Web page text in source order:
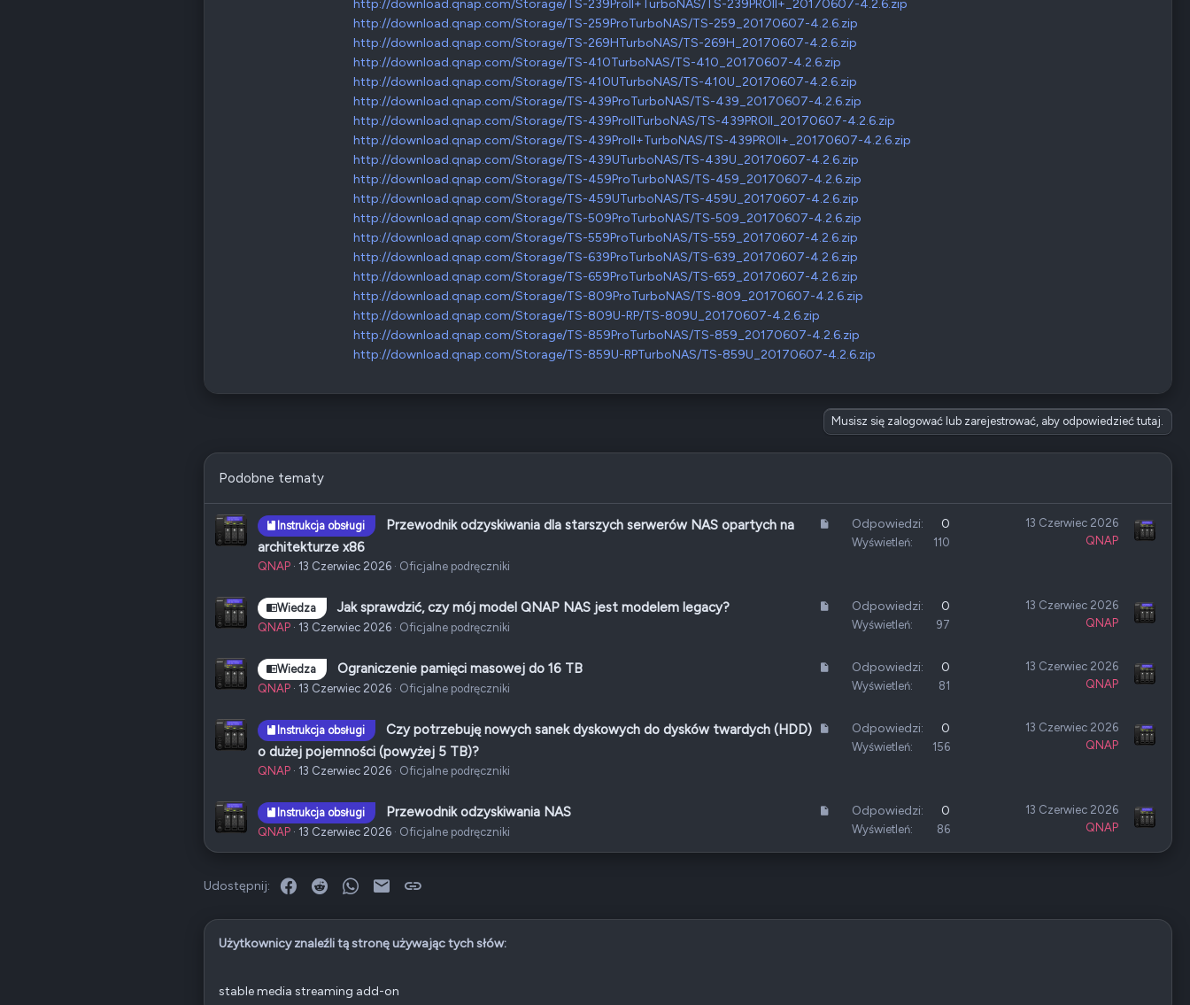
http://download.qnap.com/Storage/TS-239ProII+TurboNAS/TS-239PROII+_20170607-4.2.6.zip
http://download.qnap.com/Storage/TS-259ProTurboNAS/TS-259_20170607-4.2.6.zip
http://download.qnap.com/Storage/TS-269HTurboNAS/TS-269H_20170607-4.2.6.zip
http://download.qnap.com/Storage/TS-410TurboNAS/TS-410_20170607-4.2.6.zip
http://download.qnap.com/Storage/TS-410UTurboNAS/TS-410U_20170607-4.2.6.zip
http://download.qnap.com/Storage/TS-439ProTurboNAS/TS-439_20170607-4.2.6.zip
http://download.qnap.com/Storage/TS-439ProIITurboNAS/TS-439PROII_20170607-4.2.6.zip
http://download.qnap.com/Storage/TS-439ProII+TurboNAS/TS-439PROII+_20170607-4.2.6.zip
http://download.qnap.com/Storage/TS-439UTurboNAS/TS-439U_20170607-4.2.6.zip
http://download.qnap.com/Storage/TS-459ProTurboNAS/TS-459_20170607-4.2.6.zip
http://download.qnap.com/Storage/TS-459UTurboNAS/TS-459U_20170607-4.2.6.zip
http://download.qnap.com/Storage/TS-509ProTurboNAS/TS-509_20170607-4.2.6.zip
http://download.qnap.com/Storage/TS-559ProTurboNAS/TS-559_20170607-4.2.6.zip
http://download.qnap.com/Storage/TS-639ProTurboNAS/TS-639_20170607-4.2.6.zip
http://download.qnap.com/Storage/TS-659ProTurboNAS/TS-659_20170607-4.2.6.zip
http://download.qnap.com/Storage/TS-809ProTurboNAS/TS-809_20170607-4.2.6.zip
http://download.qnap.com/Storage/TS-809U-RP/TS-809U_20170607-4.2.6.zip
http://download.qnap.com/Storage/TS-859ProTurboNAS/TS-859_20170607-4.2.6.zip
http://download.qnap.com/Storage/TS-859U-RPTurboNAS/TS-859U_20170607-4.2.6.zip
Musisz się zalogować lub zarejestrować, aby odpowiedzieć tutaj.
Podobne tematy
Instrukcja obsługi
Przewodnik odzyskiwania dla starszych serwerów NAS opartych na
architekturze x86
QNAP 13 Czerwiec 2026 Oficjalne podręczniki
Odpowiedzi 0
Wyświetleń 110
13 Czerwiec 2026
QNAP
Wiedza Jak sprawdzić, czy mój model QNAP NAS jest modelem legacy?
QNAP 13 Czerwiec 2026 Oficjalne podręczniki
Odpowiedzi 0
Wyświetleń 97
13 Czerwiec 2026
QNAP
Wiedza Ograniczenie pamięci masowej do 16 TB
QNAP 13 Czerwiec 2026 Oficjalne podręczniki
Odpowiedzi 0
Wyświetleń 81
13 Czerwiec 2026
QNAP
Instrukcja obsługi
Czy potrzebuję nowych sanek dyskowych do dysków twardych (HDD)
o dużej pojemności (powyżej 5 TB)?
QNAP 13 Czerwiec 2026 Oficjalne podręczniki
Odpowiedzi 0
Wyświetleń 156
13 Czerwiec 2026
QNAP
Instrukcja obsługi Przewodnik odzyskiwania NAS
QNAP 13 Czerwiec 2026 Oficjalne podręczniki
Odpowiedzi 0
Wyświetleń 86
13 Czerwiec 2026
QNAP
Udostępnij: Facebook
Reddit WhatsApp
E-mailLink
Użytkownicy znaleźli tą stronę używając tych słów:
stable media streaming add-on